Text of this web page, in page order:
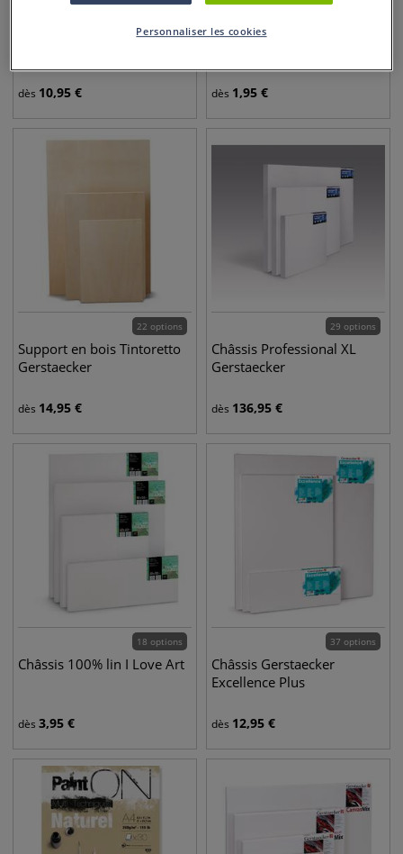
dès 10,95 €
Bois entoilé Gerstaecker
dès 1,95 €
22 options
Support en bois Tintoretto
Gerstaecker
dès 14,95 €
29 options
Châssis Professional XL
Gerstaecker
dès 136,95 €
18 options
Châssis 100% lin I Love Art
dès 3,95 €
37 options
Châssis Gerstaecker
Excellence Plus
dès 12,95 €
Personnaliser les cookies